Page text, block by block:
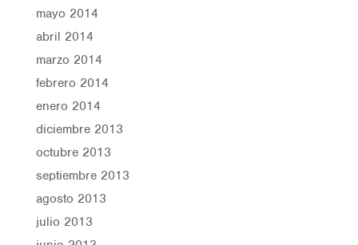
mayo 2014
abril 2014
marzo 2014
febrero 2014
enero 2014
diciembre 2013
octubre 2013
septiembre 2013
agosto 2013
julio 2013